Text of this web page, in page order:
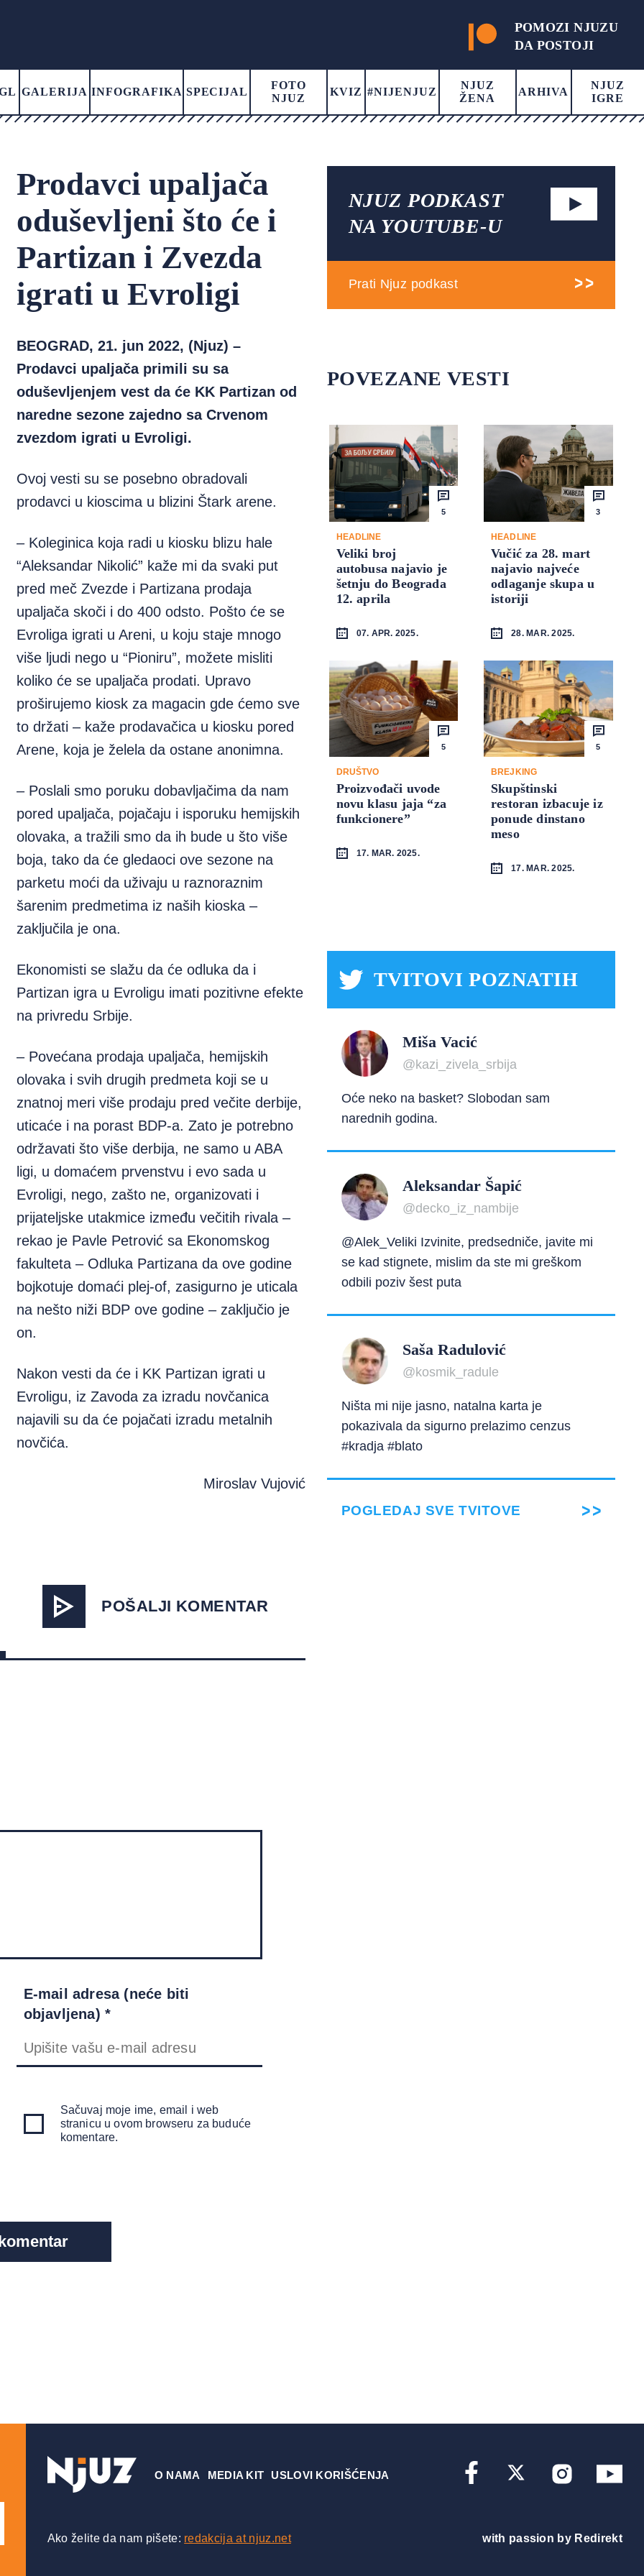
POMOZI NJUZU
DA POSTOJI
GALERIJA INFOGRAFIKA SPECIJAL
FOTO
NJUZ
KVIZ #NIJENJUZ
NJUZ
ŽENA
ARHIVA
NJUZ
IGRE
Prodavci upaljača
oduševljeni što će i
Partizan i Zvezda
igrati u Evroligi
BEOGRAD, 21. jun 2022, (Njuz) –
Prodavci upaljača primili su sa
oduševljenjem vest da će KK Partizan od
naredne sezone zajedno sa Crvenom
zvezdom igrati u Evroligi.
Ovoj vesti su se posebno obradovali
prodavci u kioscima u blizini Štark arene.
– Koleginica koja radi u kiosku blizu hale
“Aleksandar Nikolić” kaže mi da svaki put
pred meč Zvezde i Partizana prodaja
upaljača skoči i do 400 odsto. Pošto će se
Evroliga igrati u Areni, u koju staje mnogo
više ljudi nego u “Pioniru”, možete misliti
koliko će se upaljača prodati. Upravo
proširujemo kiosk za magacin gde ćemo sve
to držati – kaže prodavačica u kiosku pored
Arene, koja je želela da ostane anonimna.
– Poslali smo poruku dobavljačima da nam
pored upaljača, pojačaju i isporuku hemijskih
olovaka, a tražili smo da ih bude u što više
boja, tako da će gledaoci ove sezone na
parketu moći da uživaju u raznoraznim
šarenim predmetima iz naših kioska –
zaključila je ona.
Ekonomisti se slažu da će odluka da i
Partizan igra u Evroligu imati pozitivne efekte
na privredu Srbije.
– Povećana prodaja upaljača, hemijskih
olovaka i svih drugih predmeta koji se u
znatnoj meri više prodaju pred večite derbije,
uticaće i na porast BDP-a. Zato je potrebno
održavati što više derbija, ne samo u ABA
ligi, u domaćem prvenstvu i evo sada u
Evroligi, nego, zašto ne, organizovati i
prijateljske utakmice između večitih rivala –
rekao je Pavle Petrović sa Ekonomskog
fakulteta – Odluka Partizana da ove godine
bojkotuje domaći plej-of, zasigurno je uticala
na nešto niži BDP ove godine – zaključio je
on.
Nakon vesti da će i KK Partizan igrati u
Evroligu, iz Zavoda za izradu novčanica
najavili su da će pojačati izradu metalnih
novčića.
Miroslav Vujović
POŠALJI KOMENTAR
E-mail adresa (neće biti
objavljena) *
Sačuvaj moje ime, email i web
stranicu u ovom browseru za buduće
komentare.
NJUZ PODKAST
NA YOUTUBE-U
Prati Njuz podkast
POVEZANE VESTI
5
HEADLINE
Veliki broj
autobusa najavio je
šetnju do Beograda
12. aprila
07. APR. 2025.
3
HEADLINE
Vučić za 28. mart
najavio najveće
odlaganje skupa u
istoriji
28. MAR. 2025.
5
DRUŠTVO
Proizvođači uvode
novu klasu jaja “za
funkcionere”
17. MAR. 2025.
5
BREJKING
Skupštinski
restoran izbacuje iz
ponude dinstano
meso
17. MAR. 2025.
TVITOVI POZNATIH
Miša Vacić
@kazi_zivela_srbija
Oće neko na basket? Slobodan sam
narednih godina.
Aleksandar Šapić
@decko_iz_nambije
@Alek_Veliki Izvinite, predsedniče, javite mi
se kad stignete, mislim da ste mi greškom
odbili poziv šest puta
Saša Radulović
@kosmik_radule
Ništa mi nije jasno, natalna karta je
pokazivala da sigurno prelazimo cenzus
#kradja #blato
POGLEDAJ SVE TVITOVE
О NAMA MEDIA KIT USLOVI KORIŠĆENJA
Ako želite da nam pišete: redakcija at njuz.net with passion by Redirekt